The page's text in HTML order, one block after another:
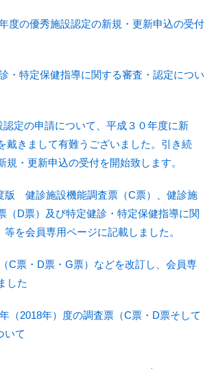
度の優秀施設認定の新規・更新申込の受付
・特定保健指導に関する審査・認定につい
認定の申請について、平成３０年度に新
戴きまして有難うございました。引き続
規・更新申込の受付を開始致します。
版 健診施設機能調査票（C票）、健診施
（D票）及び特定健診・特定保健指導に関
を会員専用ページに記載しました。
C票・D票・G票）などを改訂し、会員専
した
（2018年）度の調査票（C票・D票そして
いて